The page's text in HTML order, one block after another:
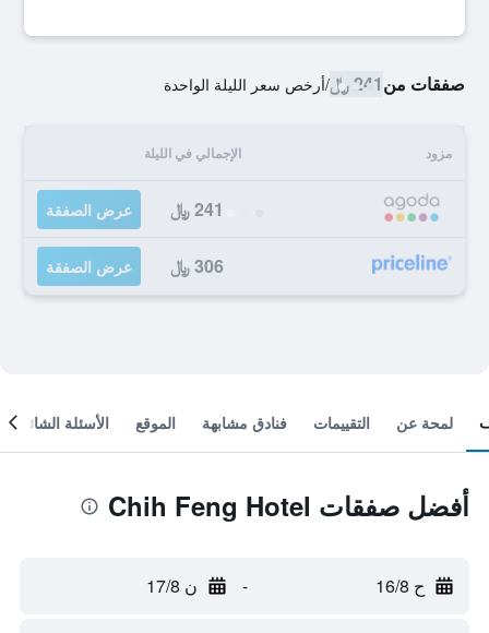
صفقات من241 ﷼ /أرخص سعر الليلة الواحدة
مزود الإجمالي في الليلة
241 ﷼ عرض الصفقة
306 ﷼ عرض الصفقة
لمحة عن التقييمات فنادق مشابهة الموقع الأسئلة الشائعة
أفضل صفقات Chih Feng Hotel
ح 16/8 - ن 17/8